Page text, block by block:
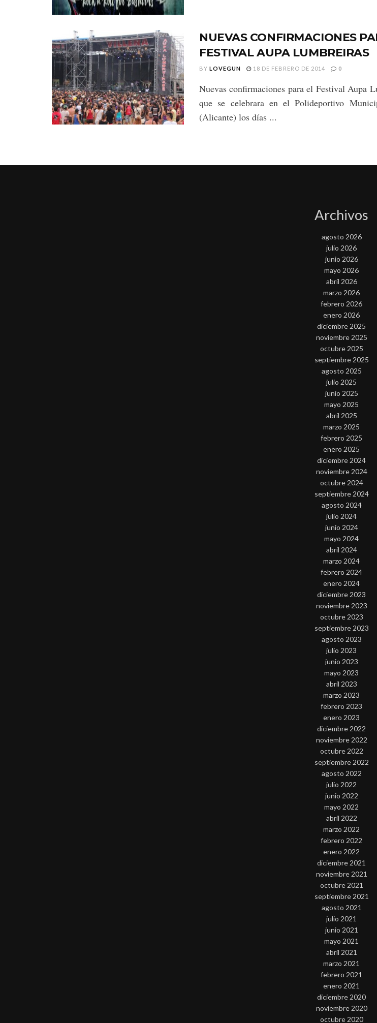
NUEVAS CONFIRMACIONES
FESTIVAL AUPA LUMBREIRAS
BY LOVEGUN 18 DE FEBRERO DE 2014 0
Nuevas confirmaciones para el Festival Aupa
que se celebrara en el Polideportivo
(Alicante) los días ...
Archivos
agosto 2026
julio 2026
junio 2026
mayo 2026
abril 2026
marzo 2026
febrero 2026
enero 2026
diciembre 2025
noviembre 2025
octubre 2025
septiembre 2025
agosto 2025
julio 2025
junio 2025
mayo 2025
abril 2025
marzo 2025
febrero 2025
enero 2025
diciembre 2024
noviembre 2024
octubre 2024
septiembre 2024
agosto 2024
julio 2024
junio 2024
mayo 2024
abril 2024
marzo 2024
febrero 2024
enero 2024
diciembre 2023
noviembre 2023
octubre 2023
septiembre 2023
agosto 2023
julio 2023
junio 2023
mayo 2023
abril 2023
marzo 2023
febrero 2023
enero 2023
diciembre 2022
noviembre 2022
octubre 2022
septiembre 2022
agosto 2022
julio 2022
junio 2022
mayo 2022
abril 2022
marzo 2022
febrero 2022
enero 2022
diciembre 2021
noviembre 2021
octubre 2021
septiembre 2021
agosto 2021
julio 2021
junio 2021
mayo 2021
abril 2021
marzo 2021
febrero 2021
enero 2021
diciembre 2020
noviembre 2020
octubre 2020